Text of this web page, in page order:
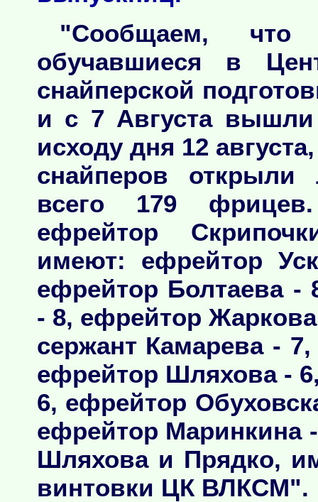
"Сообщаем,
обучавшиеся в
снайперской
и с 7 Августа
исходу дня 12
снайперов открыли
всего 179
ефрейтор
имеют: ефрейтор
ефрейтор Болтаева -
- 8, ефрейтор
сержант Камарева -
ефрейтор Шляхова -
6, ефрейтор
ефрейтор Маринкина
Шляхова и Прядко,
винтовки ЦК ВЛКСМ".